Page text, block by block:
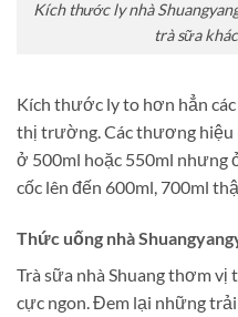
Kích thước ly nhà
trà sữa
Kích thước ly to hơn hẳn
thị trường. Các thương hiệu
ở 500ml hoặc 550ml nhưng
cốc lên đến 600ml, 700ml
Thức uống nhà
Trà sữa nhà Shuang thơm vị
cực ngon. Đem lại những